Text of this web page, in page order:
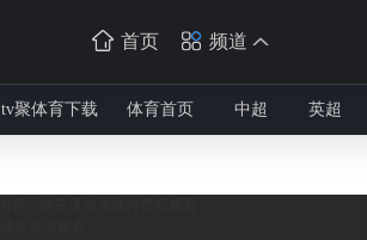
首页 频道
tv聚体育下载 体育首页 中超 英超